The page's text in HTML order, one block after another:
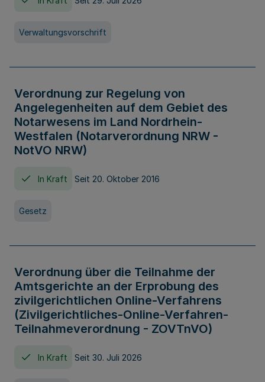
Verwaltungsvorschrift
Verordnung zur Regelung von
Angelegenheiten auf dem Gebiet des
Notarwesens im Land Nordrhein-
Westfalen (Notarverordnung NRW -
NotVO NRW)
In Kraft Seit 20. Oktober 2016
Gesetz
Verordnung über die Teilnahme der
Amtsgerichte an der Erprobung des
zivilgerichtlichen Online-Verfahrens
(Zivilgerichtliches-Online-Verfahren-
Teilnahmeverordnung - ZOVTnVO)
In Kraft Seit 30. Juli 2026